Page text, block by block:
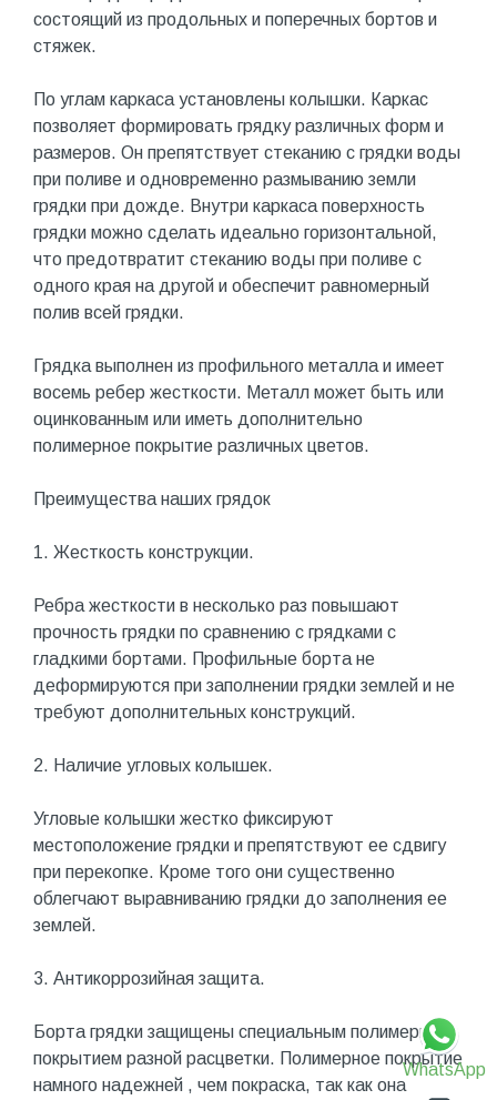
WhatsApp
состоящий из продольных и поперечных бортов и
стяжек.
По углам каркаса установлены колышки. Каркас
позволяет формировать грядку различных форм и
размеров. Он препятствует стеканию с грядки воды
при поливе и одновременно размыванию земли
грядки при дожде. Внутри каркаса поверхность
грядки можно сделать идеально горизонтальной,
что предотвратит стеканию воды при поливе с
одного края на другой и обеспечит равномерный
полив всей грядки.
Грядка выполнен из профильного металла и имеет
восемь ребер жесткости. Металл может быть или
оцинкованным или иметь дополнительно
полимерное покрытие различных цветов.
Преимущества наших грядок
1. Жесткость конструкции.
Ребра жесткости в несколько раз повышают
прочность грядки по сравнению с грядками с
гладкими бортами. Профильные борта не
деформируются при заполнении грядки землей и не
требуют дополнительных конструкций.
2. Наличие угловых колышек.
Угловые колышки жестко фиксируют
местоположение грядки и препятствуют ее сдвигу
при перекопке. Кроме того они существенно
облегчают выравниванию грядки до заполнения ее
землей.
3. Антикоррозийная защита.
Борта грядки защищены специальным полимерным
покрытием разной расцветки. Полимерное покрытие
намного надежней , чем покраска, так как она